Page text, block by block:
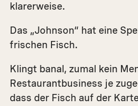
klarerweise.
Das „Johnson“ hat eine
frischen Fisch.
Klingt banal, zumal kein
Restaurantbusiness je
dass der Fisch auf der